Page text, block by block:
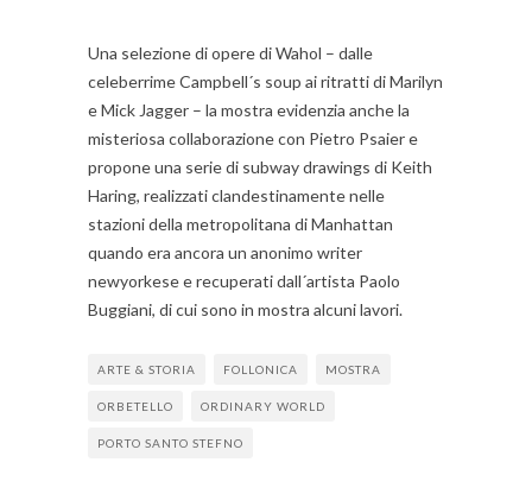
Una selezione di opere di Wahol – dalle
celeberrime Campbell´s soup ai ritratti di Marilyn
e Mick Jagger – la mostra evidenzia anche la
misteriosa collaborazione con Pietro Psaier e
propone una serie di subway drawings di Keith
Haring, realizzati clandestinamente nelle
stazioni della metropolitana di Manhattan
quando era ancora un anonimo writer
newyorkese e recuperati dall´artista Paolo
Buggiani, di cui sono in mostra alcuni lavori.
ARTE & STORIA FOLLONICA MOSTRA
ORBETELLO ORDINARY WORLD
PORTO SANTO STEFNO